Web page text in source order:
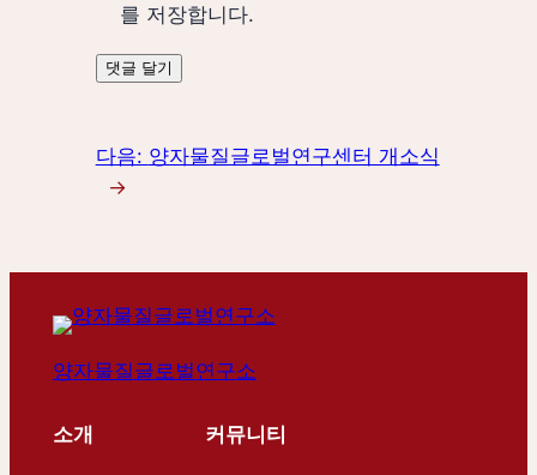
를 저장합니다.
다음: 양자물질글로벌연구센터 개소식
→
양자물질글로벌연구소
소개 커뮤니티